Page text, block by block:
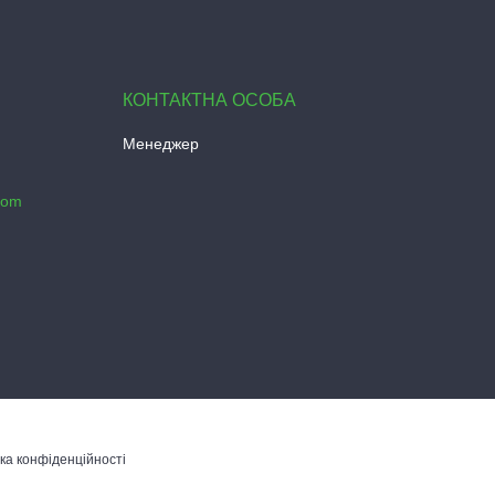
Менеджер
конфіденційності